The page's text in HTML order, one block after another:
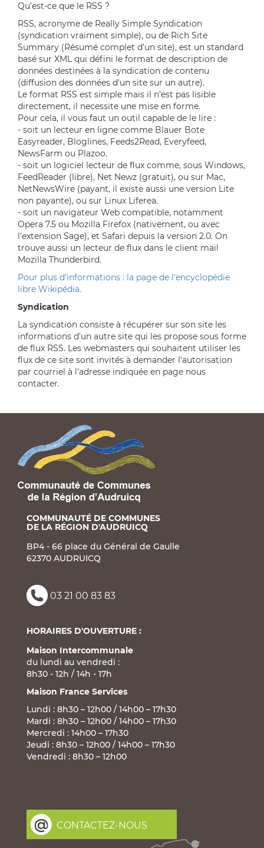
Qu'est-ce que le RSS ?
RSS, acronyme de Really Simple Syndication
(syndication vraiment simple), ou de Rich Site
Summary (Résumé complet d'un site), est un standard
basé sur XML qui défini le format de description de
données destinées à la syndication de contenu
(diffusion des données d'un site sur un autre).
Le format RSS est simple mais il n'est pas lisible
directement, il necessite une mise en forme.
Pour cela, il vous faut un outil capable de le lire :
- soit un lecteur en ligne comme Blauer Bote
Easyreader, Bloglines, Feeds2Read, Everyfeed,
NewsFarm ou Plazoo.
- soit un logiciel lecteur de flux comme, sous Windows,
FeedReader (libre), Net Newz (gratuit), ou sur Mac,
NetNewsWire (payant, il existe aussi une version Lite
non payante), ou sur Linux Liferea.
- soit un navigateur Web compatible, notamment
Opera 7.5 ou Mozilla Firefox (nativement, ou avec
l'extension Sage), et Safari depuis la version 2.0. On
trouve aussi un lecteur de flux dans le client mail
Mozilla Thunderbird.
Pour plus d'informations : la page de l'encyclopédie
libre Wikipédia.
Syndication
La syndication consiste à récupérer sur son site les
informations d'un autre site qui les propose sous forme
de flux RSS. Les webmasters qui souhaitent utiliser les
flux de ce site sont invités à demander l'autorisation
par courriel à l'adresse indiquée en page nous
contacter.
COMMUNAUTÉ DE COMMUNES
DE LA RÉGION D'AUDRUICQ
BP4 - 66 place du Général de Gaulle
62370 AUDRUICQ
03 21 00 83 83
HORAIRES D'OUVERTURE :
Maison Intercommunale
du lundi au vendredi :
8h30 - 12h / 14h - 17h
Maison France Services
Lundi : 8h30 – 12h00 / 14h00 – 17h30
Mardi : 8h30 – 12h00 / 14h00 – 17h30
Mercredi : 14h00 – 17h30
Jeudi : 8h30 – 12h00 / 14h00 – 17h30
Vendredi : 8h30 – 12h00
CONTACTEZ-NOUS